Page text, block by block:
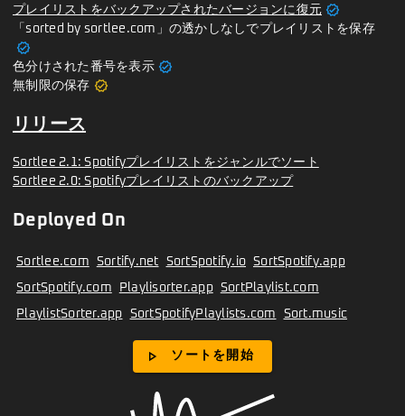
プレイリストをバックアップされたバージョンに復元 verified
「sorted by sortlee.com」の透かしなしでプレイリストを保存
verified
色分けされた番号を表示 verified
無制限の保存 verified
リリース
Sortlee 2.1: Spotifyプレイリストをジャンルでソート
Sortlee 2.0: Spotifyプレイリストのバックアップ
Deployed On
Sortlee.com Sortify.net SortSpotify.io SortSpotify.app
SortSpotify.com Playlisorter.app SortPlaylist.com
PlaylistSorter.app SortSpotifyPlaylists.com Sort.music
play_arrow ソートを開始